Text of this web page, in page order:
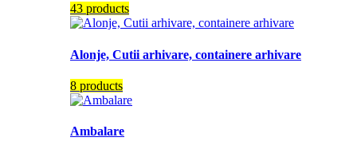
43 products
Alonje, Cutii arhivare, containere arhivare
8 products
Ambalare